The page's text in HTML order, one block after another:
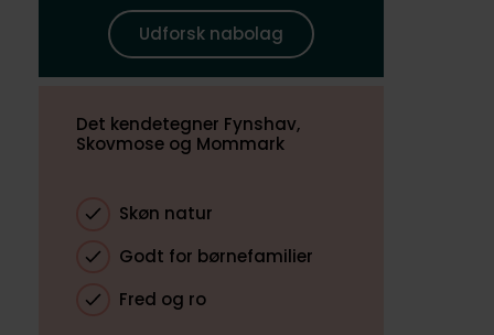
Udforsk nabolag
Det kendetegner Fynshav,
Skovmose og Mommark
Skøn natur
Godt for børnefamilier
Fred og ro